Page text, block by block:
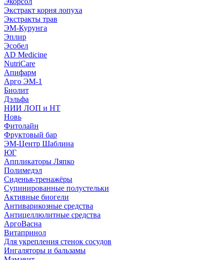
Экстракт корня лопуха
Экстракты трав
ЭМ-Курунга
Эплир
Эсобел
AD Medicine
NutriCare
Апифарм
Арго ЭМ-1
Биолит
Дэльфа
НИИ ЛОП и НТ
Новь
Фитолайн
Фруктовый бар
ЭМ-Центр Шаблина
ЮГ
Аппликаторы Ляпко
Полимедэл
Сиденья-тренажёры
Супинированные полустельки
Активные биогели
Антиварикозные средства
Антицеллюлитные средства
АргоВасна
Витапринол
Для укрепления стенок сосудов
Ингаляторы и бальзамы